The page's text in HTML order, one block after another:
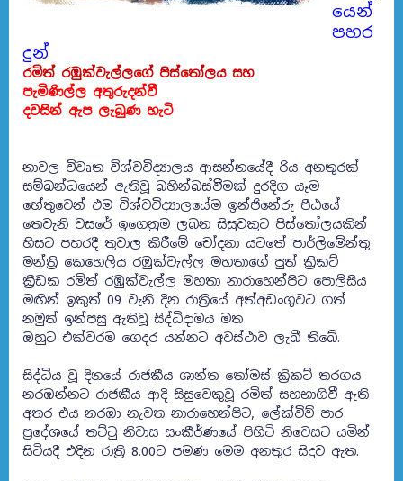
යෙන්
පහර
දුන්
රමිත් රඹුක්වැල්ලගේ පිස්තෝලය සහ
පැමිණිල්ල අතුරුදන්වී
දවසින් ඇප ලැබුණ හැටි
නාවල විවෘත විශ්වවිද්‍යාලය ආසන්නයේදී රිය අනතුරක්
සම්බන්ධයෙන් ඇතිවූ බහින්බස්වීමක් දුරදිග යෑම
හේතුවෙන් එම විශ්වවිද්‍යාලයේම ඉන්ජිනේරු පීඨයේ
තෙවැනි වසරේ ඉගෙනුම ලබන සිසුවකුට පිස්තෝලයකින්
හිසට පහරදී තුවාල කිරීමේ චෝදනා යටතේ පාර්ලිමේන්තු
මන්ත්‍රි කෙහෙලිය රඹුක්වැල්ල මහතාගේ පුත් ක්‍රිකට්
ක්‍රීඩක රමිත් රඹුක්වැල්ල මහතා නාරාහෙන්පිට පොලිසිය
මඟින් ඉකුත් 09 වැනි දින රාත්‍රියේ අත්අඩංගුවට ගත්
නමුත් ඉන්පසු ඇතිවූ සිද්ධිදාමය මත
ඔහුට එක්වරම ගෙදර යන්නට අවස්ථාව ලැබී තිබේ.
සිද්ධිය වූ දිනයේ රාජකීය ශාන්ත තෝමස් ක්‍රිකට් තරගය
නරඹන්නට රාජකීය ආදි සිසුවෙකුවූ රමිත් සහභාගිවී ඇති
අතර එය නරඹා නැවත නාරාහෙන්පිට, ලේක්විව් පාර
ප්‍රදේශයේ තට්ටු නිවාස සංකීර්ණයේ පිහිටි නිවෙසට යමින්
සිටියදී එදින රාත්‍රි 8.00ට පමණ මෙම අනතුර සිදුව ඇත.